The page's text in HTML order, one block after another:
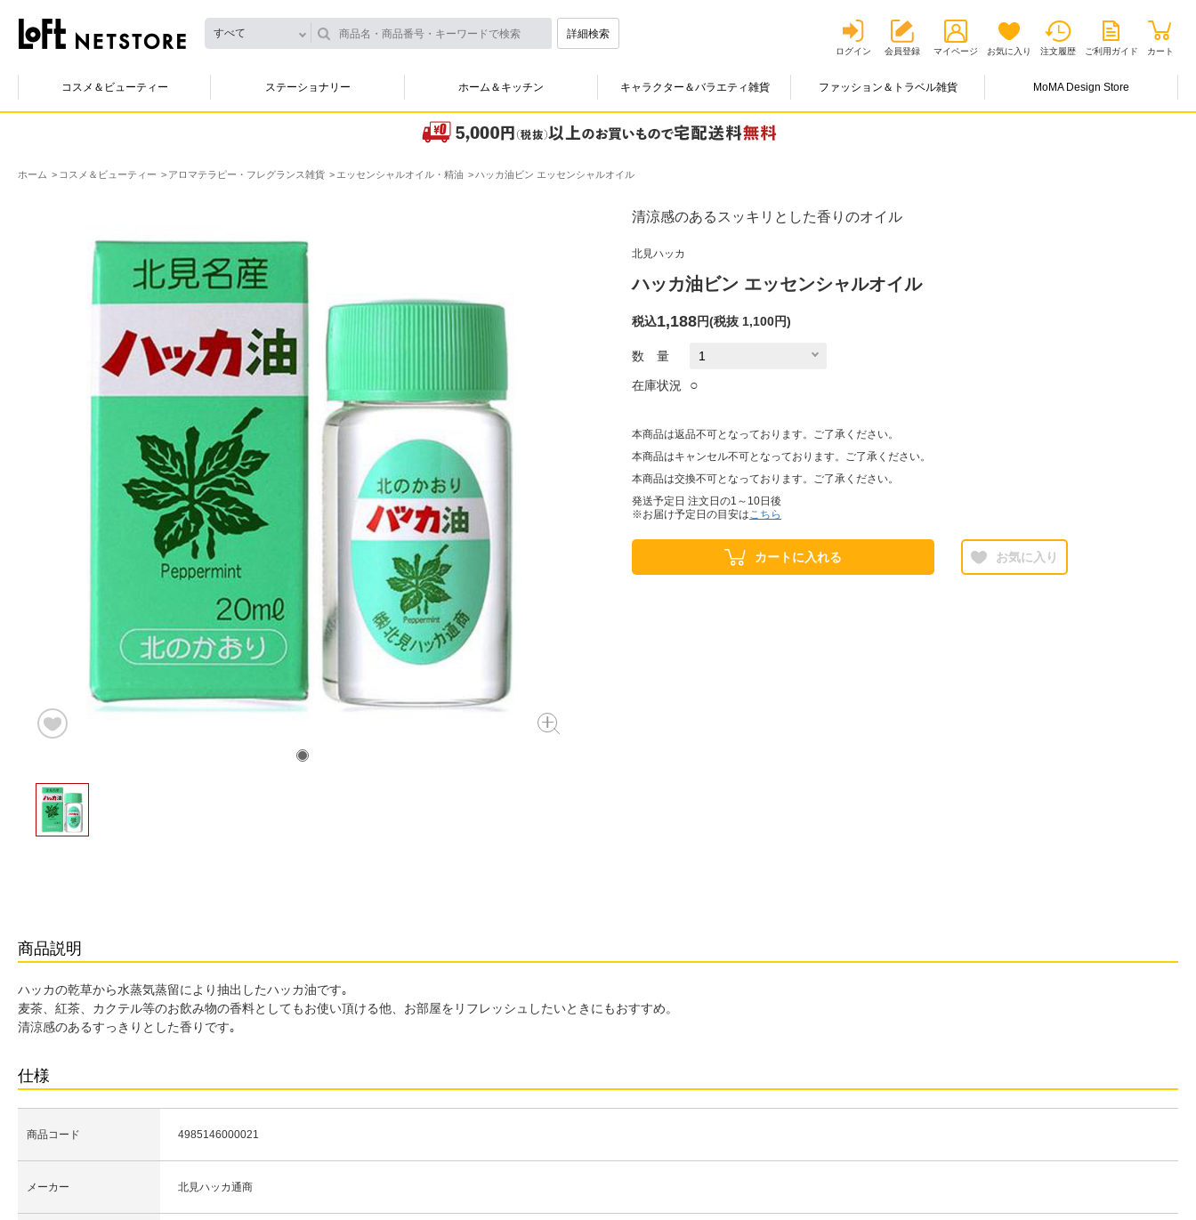
すべて 詳細検索
ログイン 会員登録 マイページ お気に入り 注文履歴 ご利用ガイド カート
コスメ＆ビューティー ステーショナリー ホーム＆キッチン キャラクター＆バラエティ雑貨 ファッション＆トラベル雑貨 MoMA Design Store
ホーム コスメ＆ビューティー アロマテラピー・フレグランス雑貨 エッセンシャルオイル・精油 ハッカ油ビン エッセンシャルオイル
清涼感のあるスッキリとした香りのオイル
北見ハッカ
ハッカ油ビン エッセンシャルオイル
税込1,188円(税抜 1,100円)
数 量
在庫状況 ○
本商品は返品不可となっております。ご了承ください。
本商品はキャンセル不可となっております。ご了承ください。
本商品は交換不可となっております。ご了承ください。
発送予定日 注文日の1～10日後
※お届け予定日の目安はこちら
カートに入れる お気に入り
商品説明
ハッカの乾草から水蒸気蒸留により抽出したハッカ油です｡
麦茶、紅茶、カクテル等のお飲み物の香料としてもお使い頂ける他、お部屋をリフレッシュしたいときにもおすすめ。
清涼感のあるすっきりとした香りです｡
仕様
商品コード 4985146000021
メーカー 北見ハッカ通商